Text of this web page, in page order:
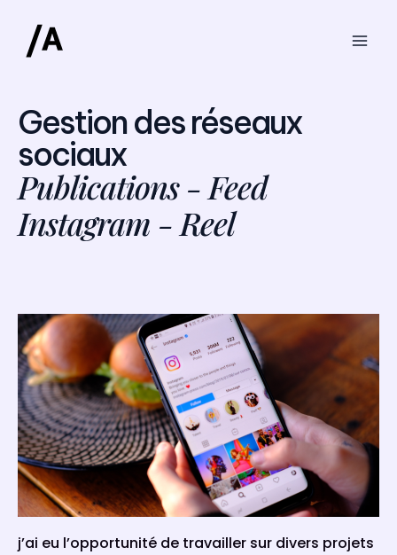
contenu
Gestion des réseaux
sociaux
Publications - Feed
Instagram - Reel
j’ai eu l’opportunité de travailler sur divers projets